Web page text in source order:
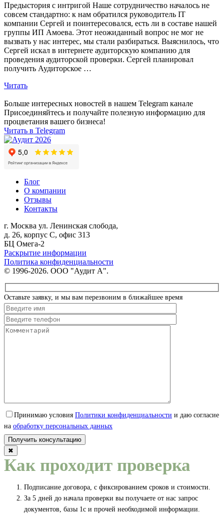
Предыстория с интригой Наше сотрудничество началось не
совсем стандартно: к нам обратился руководитель IT
компании Сергей и поинтересовался, есть ли в составе нашей
группы ИП Амоева. Этот неожиданный вопрос не мог не
вызвать у нас интерес, мы стали разбираться. Выяснилось, что
Сергей искал в интернете аудиторскую компанию для
проведения аудиторской проверки. Сергей планировал
получить Аудиторское …
Читать
Больше интересных новостей в нашем Telegram канале
Присоединяйтесь и получайте полезную информацию для
процветания вашего бизнеса!
Читать в Telegram
Блог
О компании
Отзывы
Контакты
г. Москва ул. Ленинская слобода,
д. 26, корпус С, офис 313
БЦ Омега-2
Раскрытие информации
Политика конфиденциальности
© 1996-2026. ООО "Аудит А".
Оставьте заявку, и мы вам перезвоним в ближайшее время
Принимаю условия Политики конфиденциальности и даю согласие
на обработку персональных данных
✖
Как проходит проверка
Подписание договора, с фиксированием сроков и стоимости.
За 5 дней до начала проверки вы получаете от нас запрос
документов, базы 1с и прочей необходимой информации.